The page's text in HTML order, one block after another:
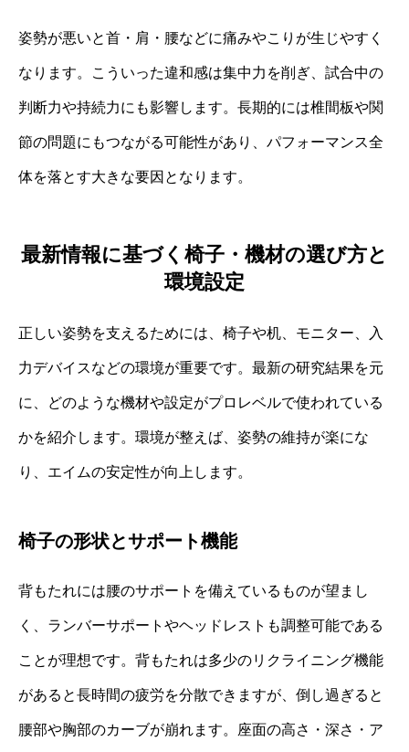
姿勢が悪いと首・肩・腰などに痛みやこりが生じやすく
なります。こういった違和感は集中力を削ぎ、試合中の
判断力や持続力にも影響します。長期的には椎間板や関
節の問題にもつながる可能性があり、パフォーマンス全
体を落とす大きな要因となります。
最新情報に基づく椅子・機材の選び方と
環境設定
正しい姿勢を支えるためには、椅子や机、モニター、入
力デバイスなどの環境が重要です。最新の研究結果を元
に、どのような機材や設定がプロレベルで使われている
かを紹介します。環境が整えば、姿勢の維持が楽にな
り、エイムの安定性が向上します。
椅子の形状とサポート機能
背もたれには腰のサポートを備えているものが望まし
く、ランバーサポートやヘッドレストも調整可能である
ことが理想です。背もたれは多少のリクライニング機能
があると長時間の疲労を分散できますが、倒し過ぎると
腰部や胸部のカーブが崩れます。座面の高さ・深さ・ア